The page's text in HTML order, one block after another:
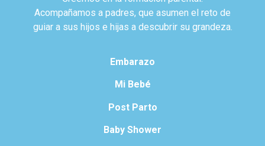
Acompañamos a padres, que asumen el reto de
guiar a sus hijos e hijas a descubrir su grandeza.
Embarazo
Mi Bebé
Post Parto
Baby Shower